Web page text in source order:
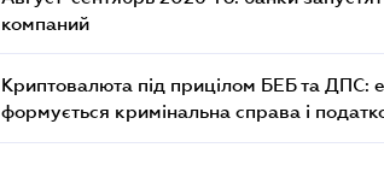
компаний
Криптовалюта під прицілом БЕБ та ДПС:
формується кримінальна справа і